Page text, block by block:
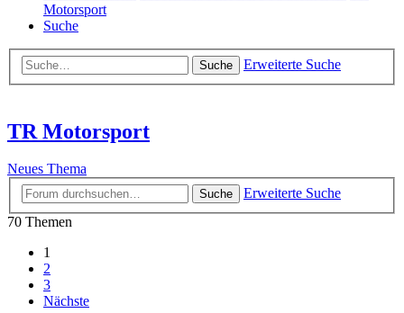
Motorsport
Suche
Suche Erweiterte Suche
TR Motorsport
Neues Thema
Suche
Erweiterte Suche
70 Themen
1
2
3
Nächste